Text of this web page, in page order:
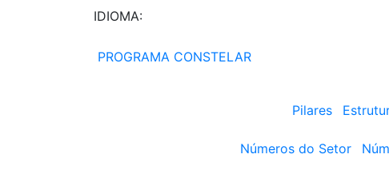
IDIOMA:
PROGRAMA CONSTELAR
Pilares
Números do Setor